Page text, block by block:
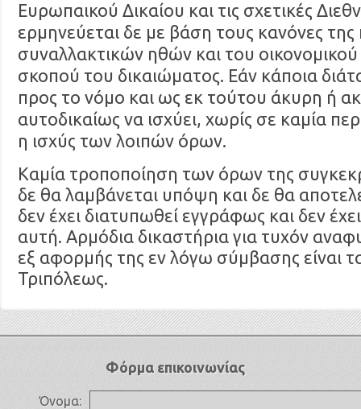
Ευρωπαικού Δικαίου και τις σχετικές
ερμηνεύεται δε με βάση τους κανόνες
συναλλακτικών ηθών και του οικονομικού
σκοπού του δικαιώματος. Εάν κάποια
προς το νόμο και ως εκ τούτου άκυρη ή
αυτοδικαίως να ισχύει, χωρίς σε καμία
η ισχύς των λοιπών όρων.
Καμία τροποποίηση των όρων της
δε θα λαμβάνεται υπόψη και δε θα
δεν έχει διατυπωθεί εγγράφως και δεν
αυτή. Αρμόδια δικαστήρια για τυχόν
εξ αφορμής της εν λόγω σύμβασης είναι
Τριπόλεως.
Φόρμα επικοινωνίας
Όνομα: